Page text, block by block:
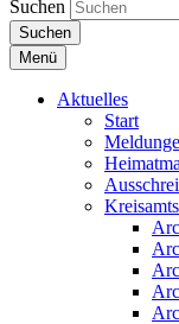
Suchen
Suchen
Menü
Aktuelles
Start